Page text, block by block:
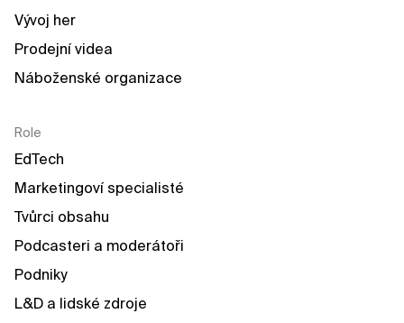
Vývoj her
Prodejní videa
Náboženské organizace
Role
EdTech
Marketingoví specialisté
Tvůrci obsahu
Podcasteri a moderátoři
Podniky
L&D a lidské zdroje